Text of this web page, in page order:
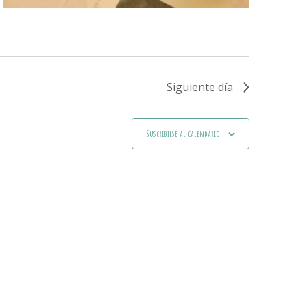
Siguiente día
Suscribirse al calendario